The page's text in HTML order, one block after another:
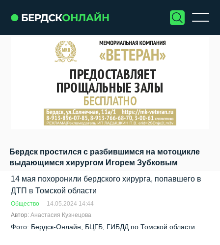
Бердск простился с разбившимся на мотоцикле
выдающимся хирургом Игорем Зубковым
14 мая похоронили бердского хирурга, попавшего в
ДТП в Томской области
Общество
14.05.2024 14:44
Автор:Анастасия Кузнецова
Фото: Бердск-Онлайн, БЦГБ, ГИБДД по Томской области